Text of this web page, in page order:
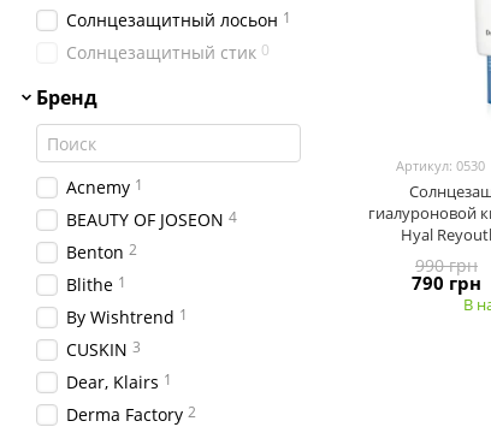
Артикул: 0530
гиалуроновой
Hyal
50/
990 грн
790 грн
В
Солнцезащитный лосьон 1
Солнцезащитный стик 0
Бренд
Acnemy 1
BEAUTY OF JOSEON 4
Benton 2
Blithe 1
By Wishtrend 1
CUSKIN 3
Dear, Klairs 1
Derma Factory 2